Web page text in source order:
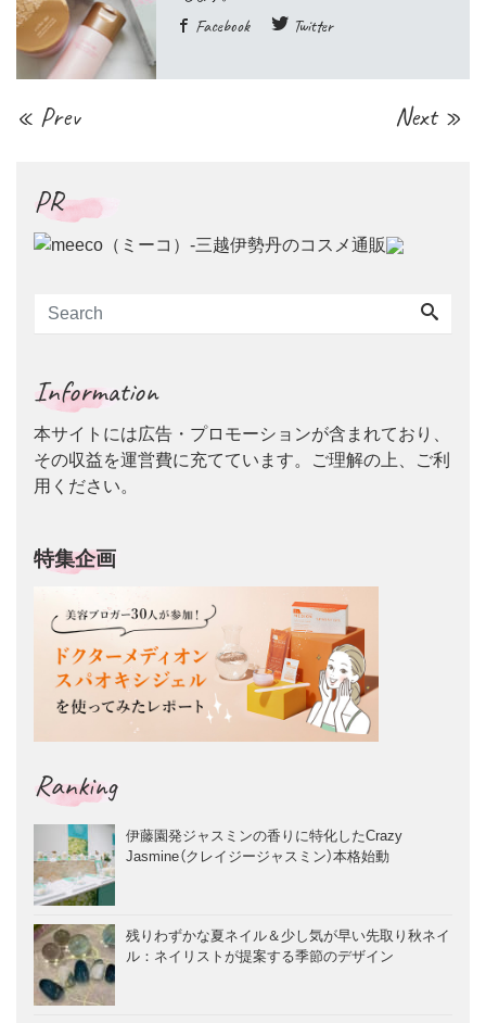
Facebook Twitter
« Prev Next »
PR
Information
本サイトには広告・プロモーションが含まれており、
その収益を運営費に充てています。ご理解の上、ご利
用ください。
特集企画
Ranking
伊藤園発ジャスミンの香りに特化したCrazy
Jasmine（クレイジージャスミン）本格始動
残りわずかな夏ネイル＆少し気が早い先取り秋ネイ
ル：ネイリストが提案する季節のデザイン